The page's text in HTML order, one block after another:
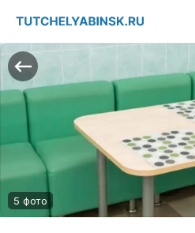
5 фото